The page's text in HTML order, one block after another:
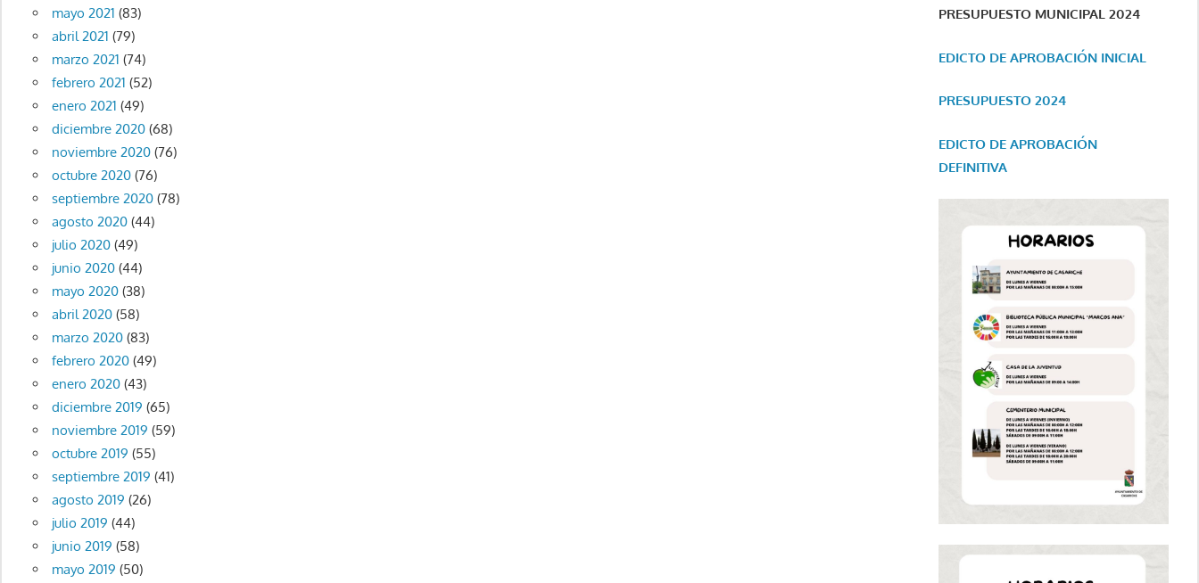
mayo 2021 (83)
abril 2021 (79)
marzo 2021 (74)
febrero 2021 (52)
enero 2021 (49)
diciembre 2020(68)
noviembre 2020(76)
octubre 2020(76)
septiembre 2020(78)
agosto 2020(44)
julio 2020(49)
junio 2020(44)
mayo 2020(38)
abril 2020(58)
marzo 2020(83)
febrero 2020(49)
enero 2020(43)
diciembre 2019 (65)
noviembre 2019 (59)
octubre 2019 (55)
septiembre 2019 (41)
agosto 2019 (26)
julio 2019 (44)
junio 2019 (58)
mayo 2019 (50)
PRESUPUESTO MUNICIPAL 2024
EDICTO DE APROBACIÓN INICIAL
PRESUPUESTO 2024
EDICTO DE APROBACIÓN
DEFINITIVA